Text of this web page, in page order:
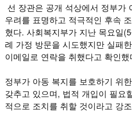
선 장관은 공개 석상에서 정부가
우려를 표명하고 적극적인 후속
혔다. 사회복지부가 지난 목요일
례 가정 방문을 시도했지만 실패
이메일로 연락을 취했다고 확인했
정부가 아동 복지를 보호하기 위
갖추고 있으며, 법적 개입이 필요
적으로 조치를 취할 것이라고 강